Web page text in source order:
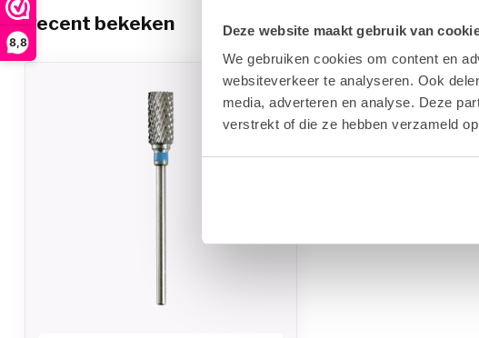
Deze website maakt gebruik van
We gebruiken cookies om content en
websiteverkeer te analyseren. Ook
media, adverteren en analyse. Deze
verstrekt of die ze hebben verzameld
8,8
Recent bekeken
-20%